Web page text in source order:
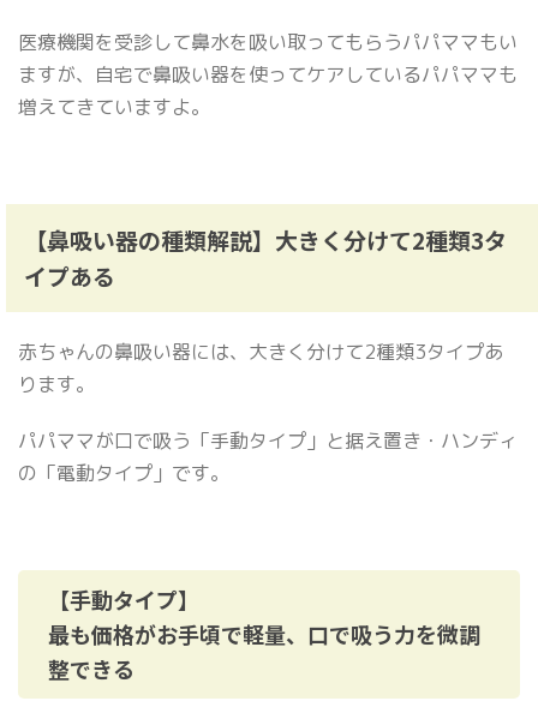
医療機関を受診して鼻水を吸い取ってもらうパパママもい
ますが、自宅で鼻吸い器を使ってケアしているパパママも
増えてきていますよ。
【鼻吸い器の種類解説】大きく分けて2種類3タ
イプある
赤ちゃんの鼻吸い器には、大きく分けて2種類3タイプあ
ります。
パパママが口で吸う「手動タイプ」と据え置き・ハンディ
の「電動タイプ」です。
【手動タイプ】
最も価格がお手頃で軽量、口で吸う力を微調
整できる